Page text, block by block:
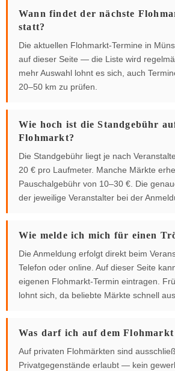
Wann findet der nächste
statt?
Die aktuellen Flohmarkt-Termine in
auf dieser Seite — die Liste wird
mehr Auswahl lohnt es sich, auch
20–50 km zu prüfen.
Wie hoch ist die Standgebühr
Flohmarkt?
Die Standgebühr liegt je nach
20 € pro Laufmeter. Manche Märkte
Pauschalgebühr von 10–30 €. Die
der jeweilige Veranstalter bei der
Wie melde ich mich für einen
Die Anmeldung erfolgt direkt beim
Telefon oder online. Auf dieser Seite
eigenen Flohmarkt-Termin eintragen.
lohnt sich, da beliebte Märkte schnell
Was darf ich auf dem
Auf privaten Flohmärkten sind
Privatgegenstände erlaubt — kein